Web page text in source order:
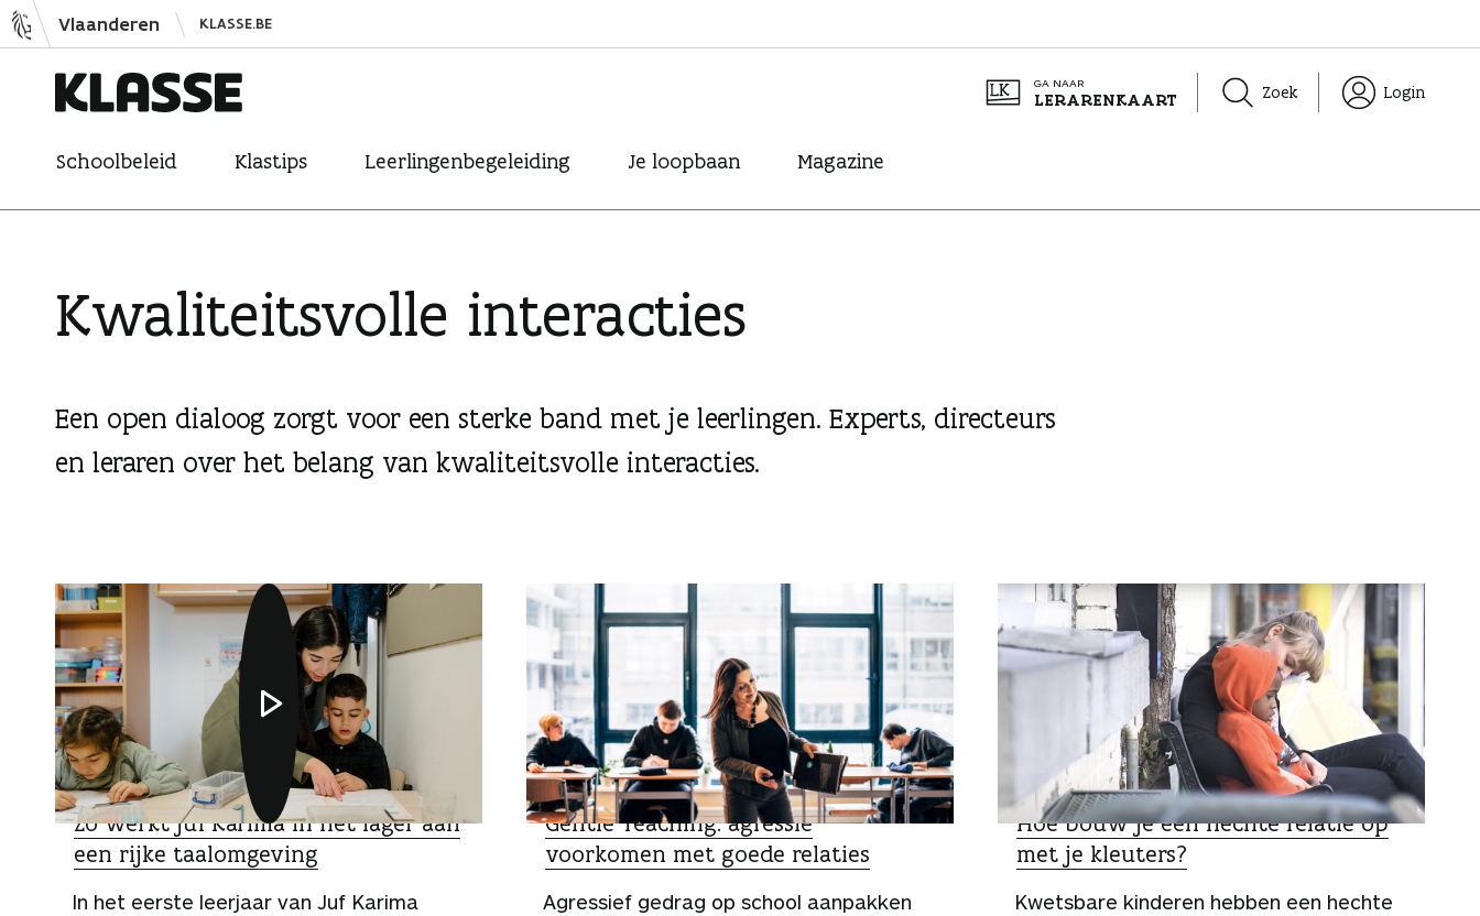
N
a
h
Vlaanderen KLASSE.BE
l
e
GA NAAR
LERARENKAART Zoek Login
Schoolbeleid Klastips Leerlingenbegeleiding Je loopbaan Magazine
Kwaliteitsvolle interacties
Een open dialoog zorgt voor een sterke band met je leerlingen. Experts, directeurs
en leraren over het belang van kwaliteitsvolle interacties.
VIDEO
Zo werkt juf Karima in het lager aan
een rijke taalomgeving
In het eerste leerjaar van Juf Karima
ZO DOEN ZIJ HET
Gentle Teaching: agressie
voorkomen met goede relaties
Agressief gedrag op school aanpakken
SPECIALIST
Hoe bouw je een hechte relatie op
met je kleuters?
Kwetsbare kinderen hebben een hechte